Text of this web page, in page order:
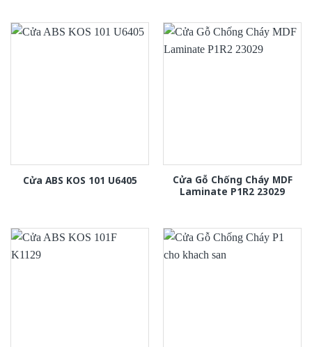
Cửa ABS KOS 101 U6405
Cửa Gỗ Chống Cháy MDF
Laminate P1R2 23029